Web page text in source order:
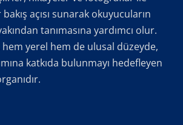
açısı sunarak okuyucuların
tanımasına yardımcı olur.
hem yerel hem de ulusal düzeyde,
katkıda bulunmayı hedefleyen